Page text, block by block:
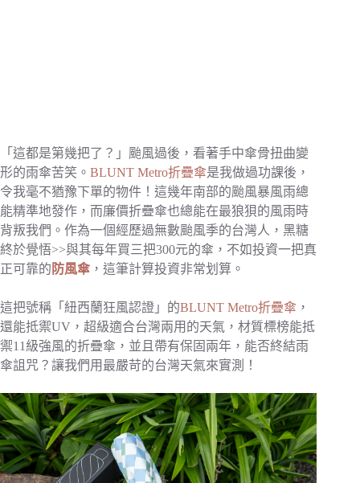
「這都是第幾把了？」颱風過後，看著手中傘骨扭曲變
形的雨傘苦笑。 BLUNT Metro折疊傘是我做過功課後，
令我毫不猶豫下單的物件！這幾年南部的颱風暴風雨總
能精準地發作，而廉價折疊傘也總能在最狼狽的風雨時
背叛我們。作為一個經歷過無數颱風季的台灣人，黑糖
終於覺悟>>與其每年買三把300元的傘，不如投資一把真
正可靠的 防風傘 ，這筆計算投資非常划算。
這把號稱「紐西蘭狂風認證」的BLUNT Metro折疊傘 ，
還能抵禦UV，超級適合台灣兩用的天氣，材質標榜能抵
禦11級強風的折疊傘，並且帶有保固兩年，能否終結雨
傘詛咒？讓我們用最嚴苛的台灣天氣來實測！